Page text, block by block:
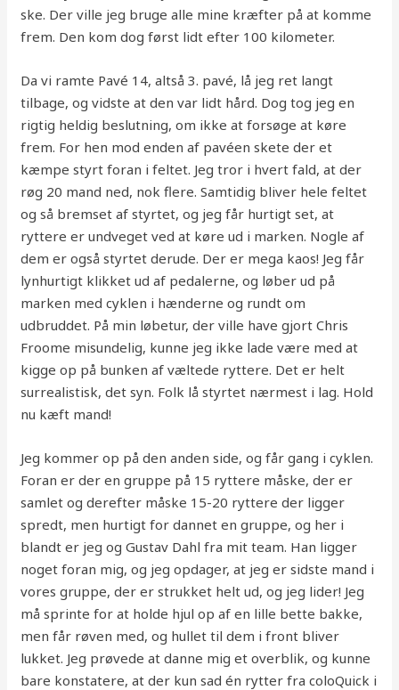
ske. Der ville jeg bruge alle mine kræfter på at komme
frem. Den kom dog først lidt efter 100 kilometer.
Da vi ramte Pavé 14, altså 3. pavé, lå jeg ret langt
tilbage, og vidste at den var lidt hård. Dog tog jeg en
rigtig heldig beslutning, om ikke at forsøge at køre
frem. For hen mod enden af pavéen skete der et
kæmpe styrt foran i feltet. Jeg tror i hvert fald, at der
røg 20 mand ned, nok flere. Samtidig bliver hele feltet
og så bremset af styrtet, og jeg får hurtigt set, at
ryttere er undveget ved at køre ud i marken. Nogle af
dem er også styrtet derude. Der er mega kaos! Jeg får
lynhurtigt klikket ud af pedalerne, og løber ud på
marken med cyklen i hænderne og rundt om
udbruddet. På min løbetur, der ville have gjort Chris
Froome misundelig, kunne jeg ikke lade være med at
kigge op på bunken af væltede ryttere. Det er helt
surrealistisk, det syn. Folk lå styrtet nærmest i lag. Hold
nu kæft mand!
Jeg kommer op på den anden side, og får gang i cyklen.
Foran er der en gruppe på 15 ryttere måske, der er
samlet og derefter måske 15-20 ryttere der ligger
spredt, men hurtigt for dannet en gruppe, og her i
blandt er jeg og Gustav Dahl fra mit team. Han ligger
noget foran mig, og jeg opdager, at jeg er sidste mand i
vores gruppe, der er strukket helt ud, og jeg lider! Jeg
må sprinte for at holde hjul op af en lille bette bakke,
men får røven med, og hullet til dem i front bliver
lukket. Jeg prøvede at danne mig et overblik, og kunne
bare konstatere, at der kun sad én rytter fra coloQuick i